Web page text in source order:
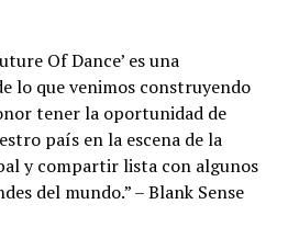
Of Dance’ es una
lo que venimos construyendo
tener la oportunidad de
país en la escena de la
y compartir lista con algunos
del mundo.” – Blank Sense